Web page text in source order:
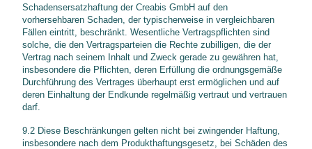
Schadensersatzhaftung der Creabis GmbH auf den
vorhersehbaren Schaden, der typischerweise in vergleichbaren
Fällen eintritt, beschränkt. Wesentliche Vertragspflichten sind
solche, die den Vertragsparteien die Rechte zubilligen, die der
Vertrag nach seinem Inhalt und Zweck gerade zu gewähren hat,
insbesondere die Pflichten, deren Erfüllung die ordnungsgemäße
Durchführung des Vertrages überhaupt erst ermöglichen und auf
deren Einhaltung der Endkunde regelmäßig vertraut und vertrauen
darf.
9.2 Diese Beschränkungen gelten nicht bei zwingender Haftung,
insbesondere nach dem Produkthaftungsgesetz, bei Schäden des